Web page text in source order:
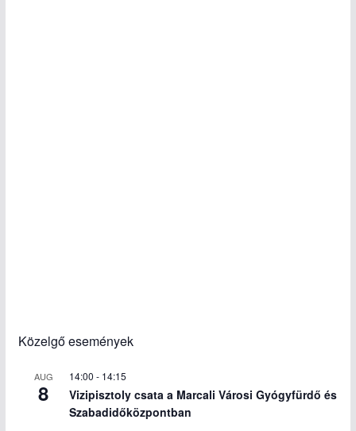
Közelgő események
AUG
8
14:00 - 14:15
Vizipisztoly csata a Marcali Városi Gyógyfürdő és
Szabadidőközpontban